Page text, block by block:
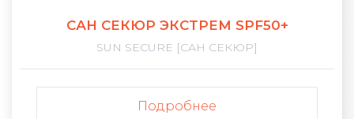
САН СЕКЮР ЭКСТРЕМ SPF50+
SUN SECURE [САН СЕКЮР]
Подробнее